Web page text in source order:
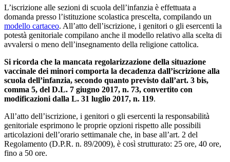
L’iscrizione alle sezioni di scuola dell’infanzia è effettuata a
domanda presso l’istituzione scolastica prescelta, compilando un
modello cartaceo. All’atto dell’iscrizione, i genitori o gli esercenti la
potestà genitoriale compilano anche il modello relativo alla scelta di
avvalersi o meno dell’insegnamento della religione cattolica.
Si ricorda che la mancata regolarizzazione della situazione
vaccinale dei minori comporta la decadenza dall’iscrizione alla
scuola dell’infanzia, secondo quanto previsto dall’art. 3 bis,
comma 5, del D.L. 7 giugno 2017, n. 73, convertito con
modificazioni dalla L. 31 luglio 2017, n. 119.
All’atto dell’iscrizione, i genitori o gli esercenti la responsabilità
genitoriale esprimono le proprie opzioni rispetto alle possibili
articolazioni dell’orario settimanale che, in base all’art. 2 del
Regolamento (D.P.R. n. 89/2009), è così strutturato: 25 ore, 40 ore,
fino a 50 ore.